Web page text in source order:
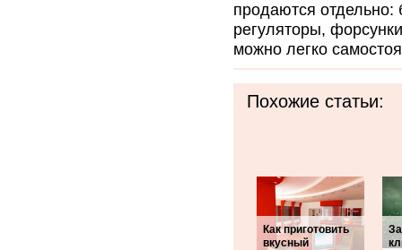
продаются отдельно:
регуляторы,
можно легко
Похожие статьи:
Как приготовить
вкусный